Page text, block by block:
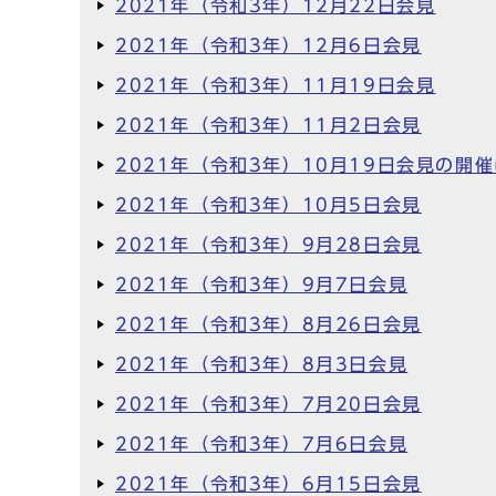
2021年（令和3年）12月22日会見
2021年（令和3年）12月6日会見
2021年（令和3年）11月19日会見
2021年（令和3年）11月2日会見
2021年（令和3年）10月19日会見の開催
2021年（令和3年）10月5日会見
2021年（令和3年）9月28日会見
2021年（令和3年）9月7日会見
2021年（令和3年）8月26日会見
2021年（令和3年）8月3日会見
2021年（令和3年）7月20日会見
2021年（令和3年）7月6日会見
2021年（令和3年）6月15日会見